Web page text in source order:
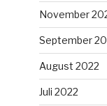
November
September
August 2022
Juli 2022